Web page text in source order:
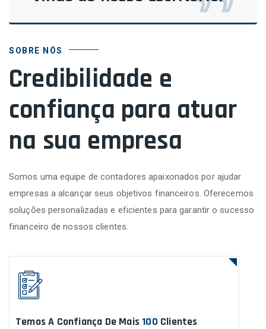
SOBRE NÓS
Credibilidade e
confiança para atuar
na sua empresa
Somos uma equipe de contadores apaixonados por ajudar
empresas a alcançar seus objetivos financeiros. Oferecemos
soluções personalizadas e eficientes para garantir o sucesso
financeiro de nossos clientes.
Temos A Confiança De Mais 100 Clientes